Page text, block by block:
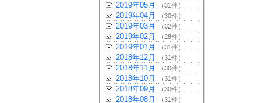
2019年05月 （31件）
2019年04月 （30件）
2019年03月 （32件）
2019年02月 （28件）
2019年01月 （31件）
2018年12月 （31件）
2018年11月 （30件）
2018年10月 （31件）
2018年09月 （30件）
2018年08月 （31件）